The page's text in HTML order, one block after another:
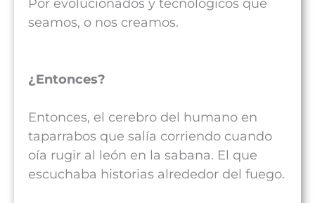
seamos, o nos creamos.
¿Entonces?
Entonces, el cerebro del humano en
taparrabos que salía corriendo cuando
oía rugir al león en la sabana. El que
escuchaba historias alrededor del fuego.